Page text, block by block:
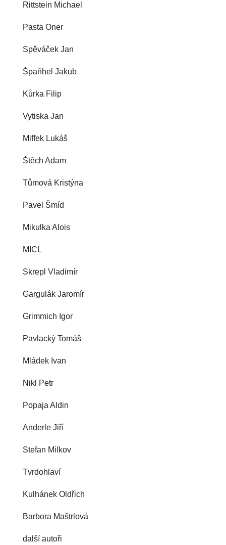
Rittstein Michael
Pasta Oner
Spěváček Jan
Špaňhel Jakub
Kůrka Filip
Vytiska Jan
Miffek Lukáš
Štěch Adam
Tůmová Kristýna
Pavel Šmíd
Mikulka Alois
MICL
Skrepl Vladimír
Gargulák Jaromír
Grimmich Igor
Pavlacký Tomáš
Mládek Ivan
Nikl Petr
Popaja Aldin
Anderle Jiří
Stefan Milkov
Tvrdohlaví
Kulhánek Oldřich
Barbora Maštrlová
další autoři